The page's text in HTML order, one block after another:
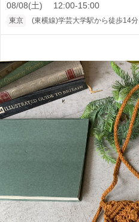
08/08(土) 12:00-15:00
東京 (東横線)学芸大学駅から徒歩14分